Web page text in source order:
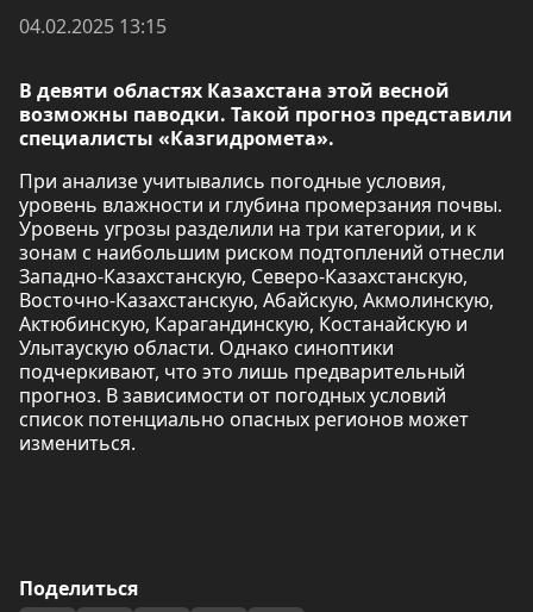
04.02.2025 13:15
В девяти областях Казахстана этой весной
возможны паводки. Такой прогноз представили
специалисты «Казгидромета».
При анализе учитывались погодные условия,
уровень влажности и глубина промерзания почвы.
Уровень угрозы разделили на три категории, и к
зонам с наибольшим риском подтоплений отнесли
Западно-Казахстанскую, Северо-Казахстанскую,
Восточно-Казахстанскую, Абайскую, Акмолинскую,
Актюбинскую, Карагандинскую, Костанайскую и
Улытаускую области. Однако синоптики
подчеркивают, что это лишь предварительный
прогноз. В зависимости от погодных условий
список потенциально опасных регионов может
измениться.
Поделиться